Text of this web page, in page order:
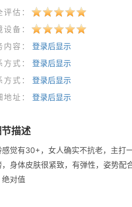
评估：
设备：
内容：
登录后显示
方式：
登录后显示
方式：
登录后显示
地址：
登录后显示
描述
感觉有30+，女人确实不抗老，主打
，身体皮肤很紧致，有弹性，姿势配
绝对值